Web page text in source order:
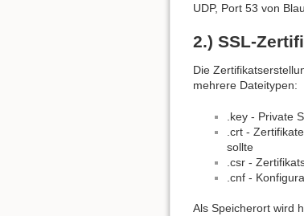
UDP, Port 53 von
2.) SSL-
Die
mehrere Dateitypen:
.key - Private
.crt -
sollte
.csr -
.cnf -
Als Speicherort wird